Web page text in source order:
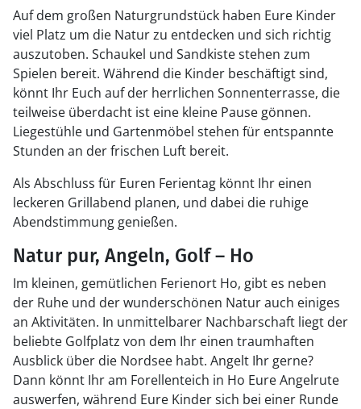
Auf dem großen Naturgrundstück haben Eure Kinder
viel Platz um die Natur zu entdecken und sich richtig
auszutoben. Schaukel und Sandkiste stehen zum
Spielen bereit. Während die Kinder beschäftigt sind,
könnt Ihr Euch auf der herrlichen Sonnenterrasse, die
teilweise überdacht ist eine kleine Pause gönnen.
Liegestühle und Gartenmöbel stehen für entspannte
Stunden an der frischen Luft bereit.
Als Abschluss für Euren Ferientag könnt Ihr einen
leckeren Grillabend planen, und dabei die ruhige
Abendstimmung genießen.
Natur pur, Angeln, Golf – Ho
Im kleinen, gemütlichen Ferienort Ho, gibt es neben
der Ruhe und der wunderschönen Natur auch einiges
an Aktivitäten. In unmittelbarer Nachbarschaft liegt der
beliebte Golfplatz von dem Ihr einen traumhaften
Ausblick über die Nordsee habt. Angelt Ihr gerne?
Dann könnt Ihr am Forellenteich in Ho Eure Angelrute
auswerfen, während Eure Kinder sich bei einer Runde